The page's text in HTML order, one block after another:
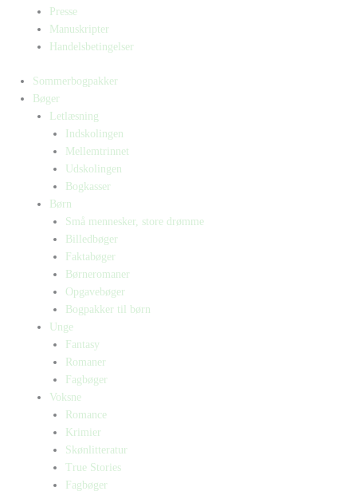
Presse
Manuskripter
Handelsbetingelser
Sommerbogpakker
Bøger
Letlæsning
Indskolingen
Mellemtrinnet
Udskolingen
Bogkasser
Børn
Små mennesker, store drømme
Billedbøger
Faktabøger
Børneromaner
Opgavebøger
Bogpakker til børn
Unge
Fantasy
Romaner
Fagbøger
Voksne
Romance
Krimier
Skønlitteratur
True Stories
Fagbøger